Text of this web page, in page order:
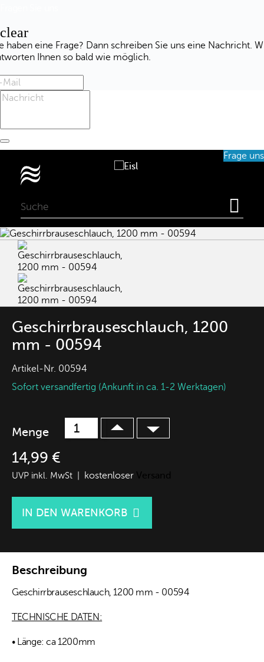
clear
haben eine Frage? Dann schreiben Sie uns eine Nachricht.
Ihnen so bald wie möglich.
Frage uns

Geschirrbrauseschlauch, 1200
mm - 00594
Artikel-Nr. 00594
Sofort versandfertig (Ankunft in ca. 1-2 Werktagen)
Menge
14,99 €
UVP inkl. MwSt | kostenloser
IN DEN WARENKORB 
Beschreibung
Geschirrbrauseschlauch, 1200 mm - 00594
TECHNISCHE DATEN:
• Länge: ca 1200mm